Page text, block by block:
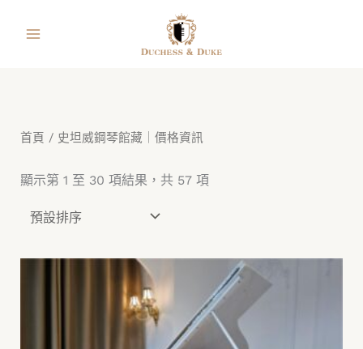
首頁 / 史坦威鋼琴館藏｜價格資訊
顯示第 1 至 30 項結果，共 57 項
instagram
line